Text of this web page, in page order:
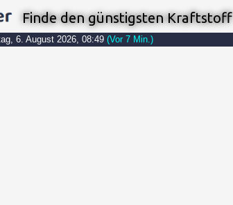
Finde den günstigsten Kraftstoff